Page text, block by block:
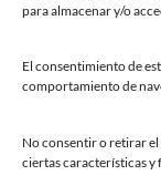
para almacenar y/o
El consentimiento de
comportamiento de
No consentir o retirar
ciertas características y
SEDES